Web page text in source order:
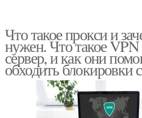
Что такое прокси и
нужен. Что такое
сервер, и как они
обходить блокировки